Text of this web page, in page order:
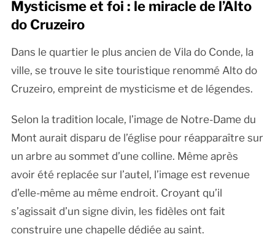
Mysticisme et foi : le miracle de l’Alto
do Cruzeiro
Dans le quartier le plus ancien de Vila do Conde, la
ville, se trouve le site touristique renommé Alto do
Cruzeiro, empreint de mysticisme et de légendes.
Selon la tradition locale, l’image de Notre-Dame du
Mont aurait disparu de l’église pour réapparaître sur
un arbre au sommet d’une colline. Même après
avoir été replacée sur l’autel, l’image est revenue
d’elle-même au même endroit. Croyant qu’il
s’agissait d’un signe divin, les fidèles ont fait
construire une chapelle dédiée au saint.